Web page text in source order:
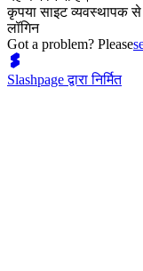
कृपया साइट व्यवस्थापक
लॉगिन
Got a problem? Please
Slashpage द्वारा निर्मित